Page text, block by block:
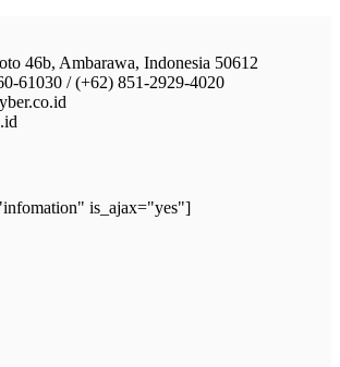
46b, Ambarawa, Indonesia 50612
61030 / (+62) 851-2929-4020
is_ajax="yes"]